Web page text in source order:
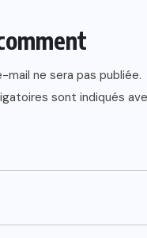
ne sera pas publiée.
sont indiqués